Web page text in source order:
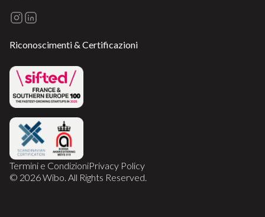
Riconoscimenti & Certificazioni
Termini e CondizioniPrivacy Policy
© 2026 Wibo. All Rights Reserved.